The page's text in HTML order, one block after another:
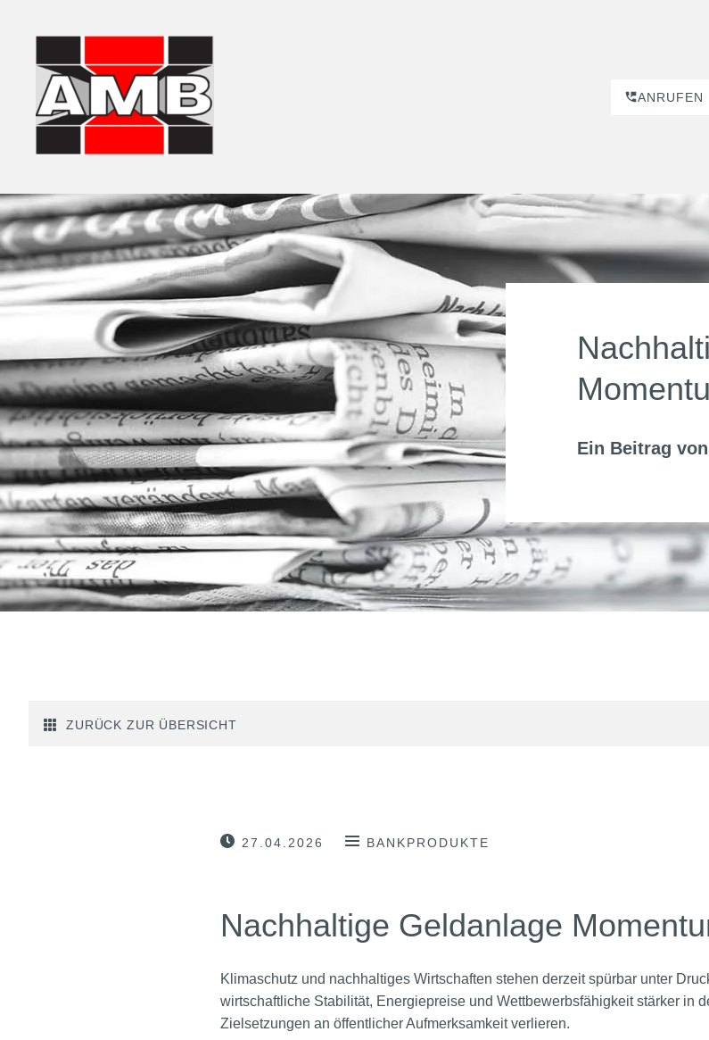
ANRUFEN
Ein Beitrag von
ZURÜCK ZUR ÜBERSICHT
27.04.2026 BANKPRODUKTE
Nachhaltige Geldanlage
Klimaschutz und nachhaltiges Wirtschaften stehen derzeit spürbar unter
wirtschaftliche Stabilität, Energiepreise und Wettbewerbsfähigkeit stärker in
Zielsetzungen an öffentlicher Aufmerksamkeit verlieren.